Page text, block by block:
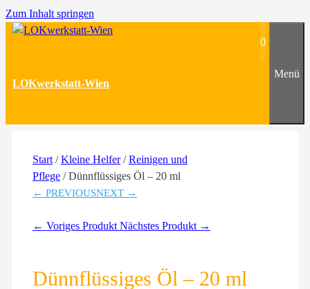
Zum Inhalt springen
LOKwerkstatt-Wien
0
Menü
Start /Kleine Helfer/Reinigen und
Pflege / Dünnflüssiges Öl – 20 ml
← PREVIOUSNEXT →
← Voriges Produkt Nächstes Produkt →
Dünnflüssiges Öl – 20 ml